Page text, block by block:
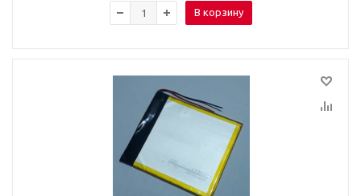
В корзину